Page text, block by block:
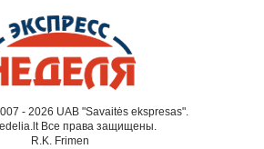
- 2026 UAB "Savaitės ekspresas".
Все права защищены.
R.K. Frimen